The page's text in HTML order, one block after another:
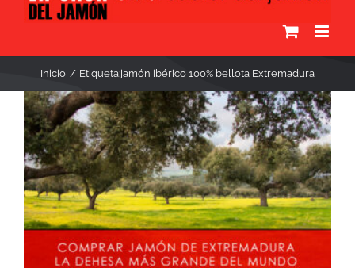
Inicio Etiqueta:jamón ibérico 100% bellota Extremadura